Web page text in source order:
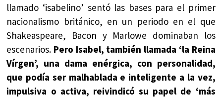
llamado ‘isabelino’ sentó las bases para el primer
nacionalismo británico, en un periodo en el que
Shakeaspeare, Bacon y Marlowe dominaban los
escenarios. Pero Isabel, también llamada ‘la Reina
Vírgen’, una dama enérgica, con personalidad,
que podía ser malhablada e inteligente a la vez,
impulsiva o activa, reivindicó su papel de ‘más